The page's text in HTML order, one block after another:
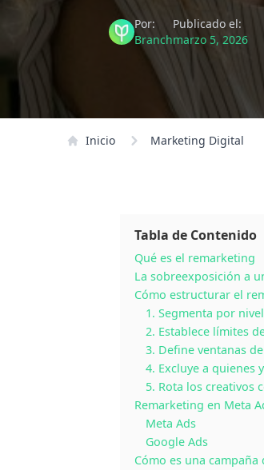
Por:
Branch
Publicado el:
marzo 5, 2026
Inicio Marketing Digital
Tabla de Contenido
Qué es el remarketing
La sobreexposición a
Cómo estructurar el
1. Segmenta por
2. Establece límites
3. Define ventanas
4. Excluye a quienes
5. Rota los creativos
Remarketing en Meta
Meta Ads
Google Ads
Cómo es una